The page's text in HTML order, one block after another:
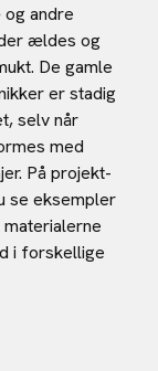
andre
ældes og
De gamle
er stadig
selv når
med
På projekt-
se eksempler
i forskellige